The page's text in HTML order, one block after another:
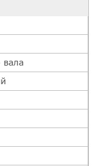
вала